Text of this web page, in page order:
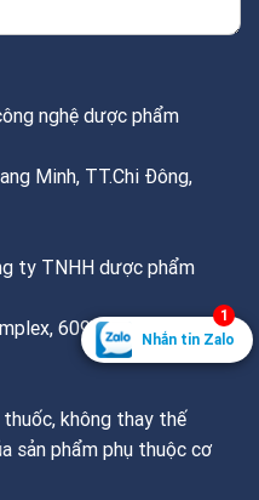
nghệ dược phẩm
Minh, TT.Chi Đông,
ty TNHH dược phẩm
609 Trương Định,
không thay thế
sản phẩm phụ thuộc cơ
Nhắn tin Zalo
1